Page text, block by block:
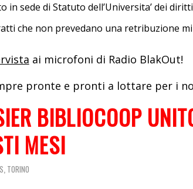
in sede di Statuto dell’Universita’ dei
che non prevedano una retribuzione
ai microfoni di Radio BlakOut!
pronte e pronti a lottare per i
BIBLIOCOOP
MESI
, TORINO